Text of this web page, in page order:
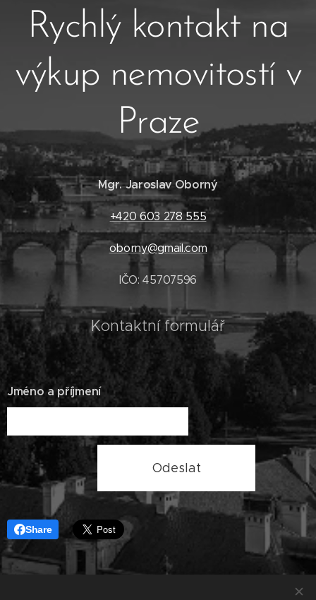
Rychlý kontakt na
výkup nemovitostí v
Praze
Mgr. Jaroslav Oborný
+420 603 278 555
oborny@gmail.com
IČO: 45707596
Kontaktní formulář
Jméno a příjmení
Odeslat
Share